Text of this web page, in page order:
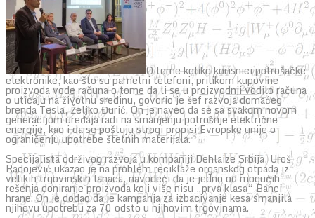
O tome koliko korisnici potrošačke
elektronike, kao što su pametni telefoni, prilikom kupovine
proizvoda vode računa o tome da li se u proizvodnji vodilo računa
o uticaju na životnu sredinu, govorio je šef razvoja domaćeg
brenda Tesla, Željko Đurić. On je naveo da se sa svakom novom
generacijom uređaja radi na smanjenju potrošnje električne
energije, kao i da se poštuju strogi propisi Evropske unije o
ograničenju upotrebe štetnih materijala.
Specijalista održivog razvoja u kompaniji Dehlaize Srbija, Uroš
Radojević ukazao je na problem reciklaže organskog otpada iz
velikih trgovinskih lanaca, navodeći da je jedno od mogućih
rešenja doniranje proizvoda koji više nisu „prva klasa“ Banci
hrane. On je dodao da je kampanja za izbacivanje kesa smanjila
njihovu upotrebu za 70 odsto u njihovim trgovinama.